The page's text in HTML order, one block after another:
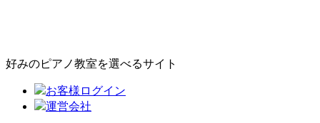
好みのピアノ教室を選べるサイト
お客様ログイン
運営会社